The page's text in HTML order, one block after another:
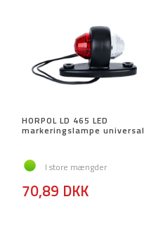
HORPOL LD 465 LED
markeringslampe universal
I store mængder
70,89 DKK